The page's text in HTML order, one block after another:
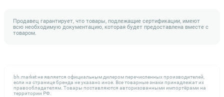
Продавец гарантирует, что товары, подлежащие сертификации, имеют
всю необходимую документацию, которая будет предоставлена вместе с
товаром.
bh.market не является официальным дилером перечисленных производителей,
если на странице бренда не указано иное. Все товарные знаки принадлежат их
правообладателям. Товары поставляются авторизованными импортёрами на
территории РФ.